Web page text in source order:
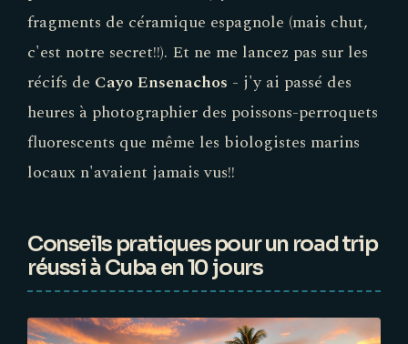
fragments de céramique espagnole (mais chut,
c'est notre secret!!). Et ne me lancez pas sur les
récifs de Cayo Ensenachos - j'y ai passé des
heures à photographier des poissons-perroquets
fluorescents que même les biologistes marins
locaux n'avaient jamais vus!!
Conseils pratiques pour un road trip
réussi à Cuba en 10 jours